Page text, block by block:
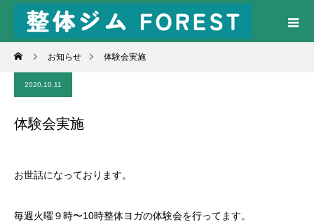
お知らせ 体験会実施
2020.10.11
体験会実施
お世話になっております。
毎週火曜９時〜10時整体ヨガの体験会を行ってます。